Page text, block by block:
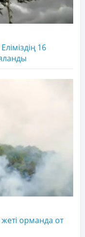
16
жеті орманда от